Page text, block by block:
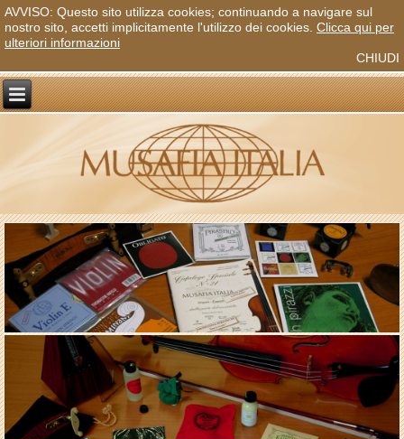
AVVISO: Questo sito utilizza cookies; continuando a navigare sul
nostro sito, accetti implicitamente l'utilizzo dei cookies. Clicca qui per
ulteriori informazioni
CHIUDI